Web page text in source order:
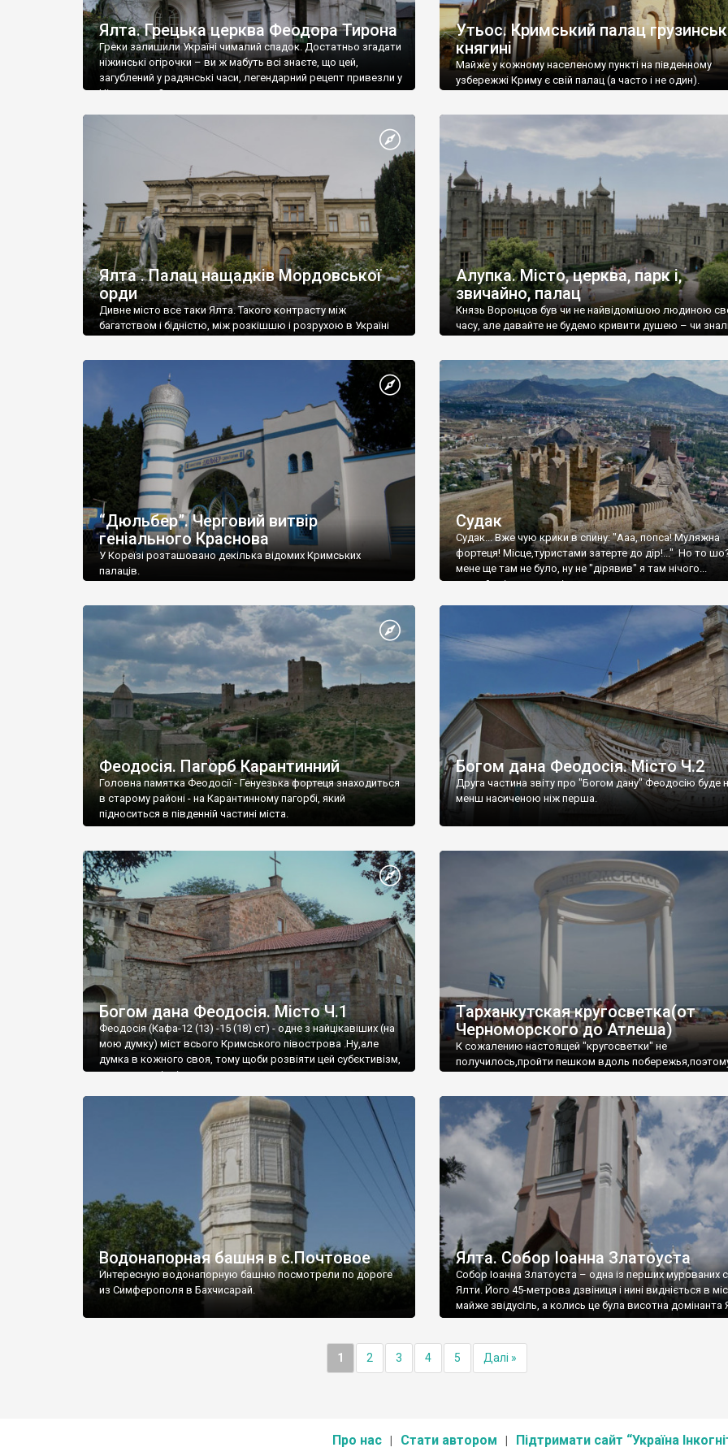
Ялта. Грецька церква Феодора Тирона
Греки залишили Україні чималий спадок. Достатньо згадати
ніжинські огірочки – ви ж мабуть всі знаєте, що цей,
загублений у радянські часи, легендарний рецепт привезли у
Ніжин греки?
Утьос. Кримський палац
княгині
Майже у кожному населеному пункті на південному
узбережжі Криму є свій палац (а часто і не один).
Ялта . Палац нащадків Мордовської
орди
Дивне місто все таки Ялта. Такого контрасту між
багатством і бідністю, між розкішшю і розрухою в Україні
Алупка. Місто, церква, парк і,
звичайно, палац
Князь Воронцов був чи не найвідомішою людиною
часу, але давайте не будемо кривити душею – чи
“Дюльбер”. Черговий витвір
геніального Краснова
У Кореїзі розташовано декілька відомих Кримських
палаців.
Судак
Судак... Вже чую крики в спину: "Ааа, попса! Муляжна
фортеця! Місце,туристами затерте до дір!..." Но то
мене ще там не було, ну не "дірявив" я там нічого...
принаймні до цього літа.
Феодосія. Пагорб Карантинний
Головна памятка Феодосії - Генуезька фортеця знаходиться
в старому районі - на Карантинному пагорбі, який
підноситься в південній частині міста.
Богом дана Феодосія. Місто Ч.2
Друга частина звіту про "Богом дану" Феодосію буде
менш насиченою ніж перша.
Богом дана Феодосія. Місто Ч.1
Феодосія (Кафа-12 (13) -15 (18) ст) - одне з найцікавіших (на
мою думку) міст всього Кримського півострова .Ну,але
думка в кожного своя, тому щоби розвіяти цей субєктивізм,
запрошую відвідати це
Тарханкутская кругосветка(от
Черноморского до Атлеша)
К сожалению настоящей "кругосветки" не
получилось,пройти пешком вдоль
Водонапорная башня в с.Почтовое
Интересную водонапорную башню посмотрели по дороге
из Симферополя в Бахчисарай.
Ялта. Собор Іоанна Златоуста
Собор Іоанна Златоуста – одна із перших мурованих
Ялти. Його 45-метрова дзвіниця і нині видніється в
майже звідусіль, а колись це була висотна домінанта
1 2 3 4 5 Далі »
Про нас Стати автором Підтримати сайт “Україна